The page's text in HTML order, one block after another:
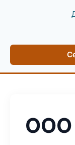
ООО